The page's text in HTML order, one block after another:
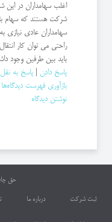
اغلب سهامداران در این
شرکت هستند که سهام با
سهامداران عادی نیازی
راحتی می توان کار
باید بین طرفین وجود
پاسخ دادن
پاسخ به
بازآوری فهرست دیدگاه‌ها
نوشتن دیدگاه
حق چاپ
ثبت شرکت درباره ما